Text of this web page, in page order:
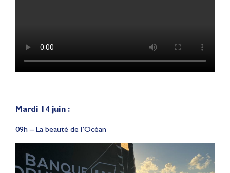
Mardi 14 juin :
09h – La beauté de l’Océan